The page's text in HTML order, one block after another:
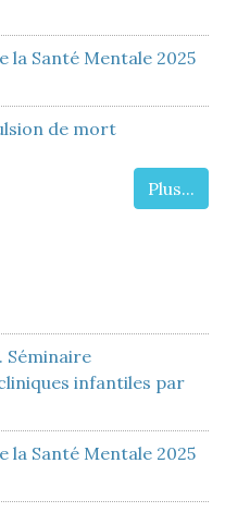
la Santé Mentale 2025
de mort
Plus...
Séminaire
infantiles par
la Santé Mentale 2025